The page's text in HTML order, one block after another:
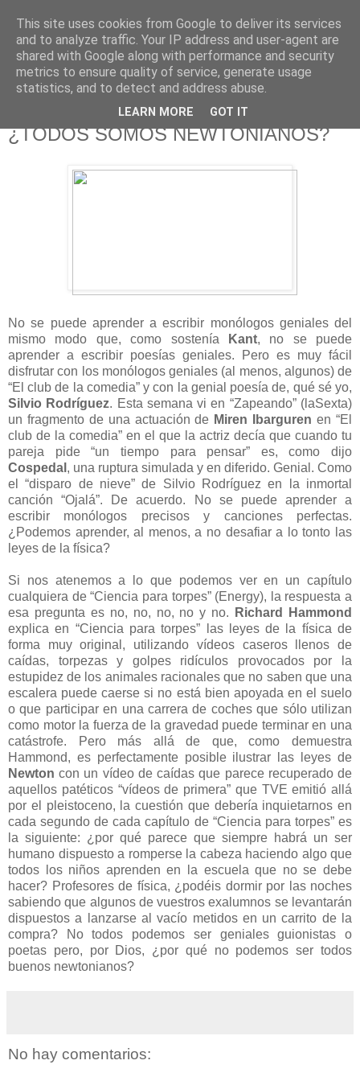
625 RANAS
LA TELEVISIÓN DESDE EL PUNTO DE VISTA BATRACIO
¿TODOS SOMOS NEWTONIANOS?
No se puede aprender a escribir monólogos geniales del
mismo modo que, como sostenía
Kant, no se puede
aprender a escribir poesías geniales. Pero es muy fácil
disfrutar con los monólogos geniales (al menos, algunos) de
“El club de la comedia” y con la genial poesía de, qué sé yo,
Silvio Rodríguez. Esta semana vi en “Zapeando” (laSexta)
un fragmento de una actuación de Miren Ibarguren en “El
club de la comedia” en el que la actriz decía que cuando tu
pareja pide “un tiempo para pensar” es, como dijo
Cospedal , una ruptura simulada y en diferido. Genial. Como
el “disparo de nieve” de Silvio Rodríguez en la inmortal
canción “Ojalá”. De acuerdo. No se puede aprender a
escribir monólogos precisos y canciones perfectas.
¿Podemos aprender, al menos, a no desafiar a lo tonto las
leyes de la física?
Si nos atenemos a lo que podemos ver en un capítulo
cualquiera de “Ciencia para torpes” (Energy), la respuesta a
esa pregunta es no, no, no, no y no.
Richard Hammond
explica en “Ciencia para torpes” las leyes de la física de
forma muy original, utilizando vídeos caseros llenos de
caídas, torpezas y golpes ridículos provocados por la
estupidez de los animales racionales que no saben que una
escalera puede caerse si no está bien apoyada en el suelo
o que participar en una carrera de coches que sólo utilizan
como motor la fuerza de la gravedad puede terminar en una
catástrofe. Pero más allá de que, como demuestra
Hammond, es perfectamente posible ilustrar las leyes de
Newton con un vídeo de caídas que parece recuperado de
aquellos patéticos “vídeos de primera” que TVE emitió allá
por el pleistoceno, la cuestión que debería inquietarnos en
cada segundo de cada capítulo de “Ciencia para torpes” es
la siguiente: ¿por qué parece que siempre habrá un ser
humano dispuesto a romperse la cabeza haciendo algo que
todos los niños aprenden en la escuela que no se debe
hacer? Profesores de física, ¿podéis dormir por las noches
sabiendo que algunos de vuestros exalumnos se levantarán
dispuestos a lanzarse al vacío metidos en un carrito de la
compra? No todos podemos ser geniales guionistas o
poetas pero, por Dios, ¿por qué no podemos ser todos
buenos newtonianos?
No hay comentarios:
This site uses cookies from Google to deliver its services
and to analyze traffic. Your IP address and user-agent are
shared with Google along with performance and security
metrics to ensure quality of service, generate usage
statistics, and to detect and address abuse.
LEARN MORE GOT IT